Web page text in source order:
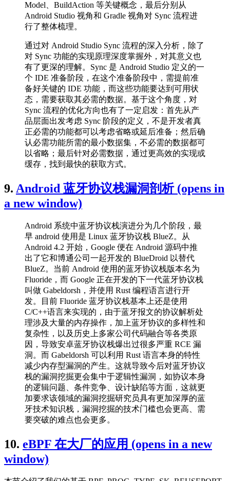
Model、BuildAction 等关键概念，最后分别从
Android Studio 视角和 Gradle 视角对 Sync 流程进
行了整体梳理。
通过对 Android Studio Sync 流程的深入分析，除了
对 Sync 功能的实现原理深度掌握外，对其意义也
有了更深的理解。Sync 是 Android Studio 定义的一
个 IDE 准备阶段，在这个准备阶段中，需提前准
备好关键的 IDE 功能，而这些功能要达到可用状
态，需要获取其必需的数据。基于这个角度，对
Sync 流程的优化方向也有了一定启发：首先从产
品层面出发考虑 Sync 阶段的定义，不是开发者真
正必需的功能都可以考虑省略或延后准备；然后确
认必需功能所需的最小数据集，不必需的数据都可
以省略；最后针对必需数据，通过更高效的实现或
缓存，找到最快的获取方式。
9. Android 蓝牙协议栈漏洞剖析(opens in
a new window)
Android 系统中蓝牙协议栈演进分为几个阶段，最
早 android 使用是 Linux 蓝牙协议栈 BlueZ。从
Android 4.2 开始，Google 便在 Android 源码中推
出了它和博通公司一起开发的 BlueDroid 以替代
BlueZ。当前 Android 使用的蓝牙协议栈版本名为
Fluoride，而 Google 正在开发的下一代蓝牙协议栈
叫做 Gabeldorsh，并使用 Rust 编程语言进行开
发。目前 Fluoride 蓝牙协议栈基本上还是使用
C/C++语言来实现的，由于蓝牙报文的协议解析处
理涉及大量的内存操作，加上蓝牙协议的多样性和
复杂性，以及历史上多家公司代码融合等各类原
因，导致安卓蓝牙协议栈爆出过很多严重 RCE 漏
洞。而 Gabeldorsh 可以利用 Rust 语言本身的特性
减少内存型漏洞的产生。这就导致今后对蓝牙协议
栈的漏洞挖掘更会集中于逻辑性漏洞，如协议本身
的逻辑问题、条件竞争、设计缺陷等方面，这就更
加要求该领域的漏洞挖掘研究员具有更加深厚的蓝
牙技术知识栈，漏洞挖掘的技术门槛也会更高、需
要突破的难点也会更多。
10. eBPF 在大厂的应用 (opens in a new
window)